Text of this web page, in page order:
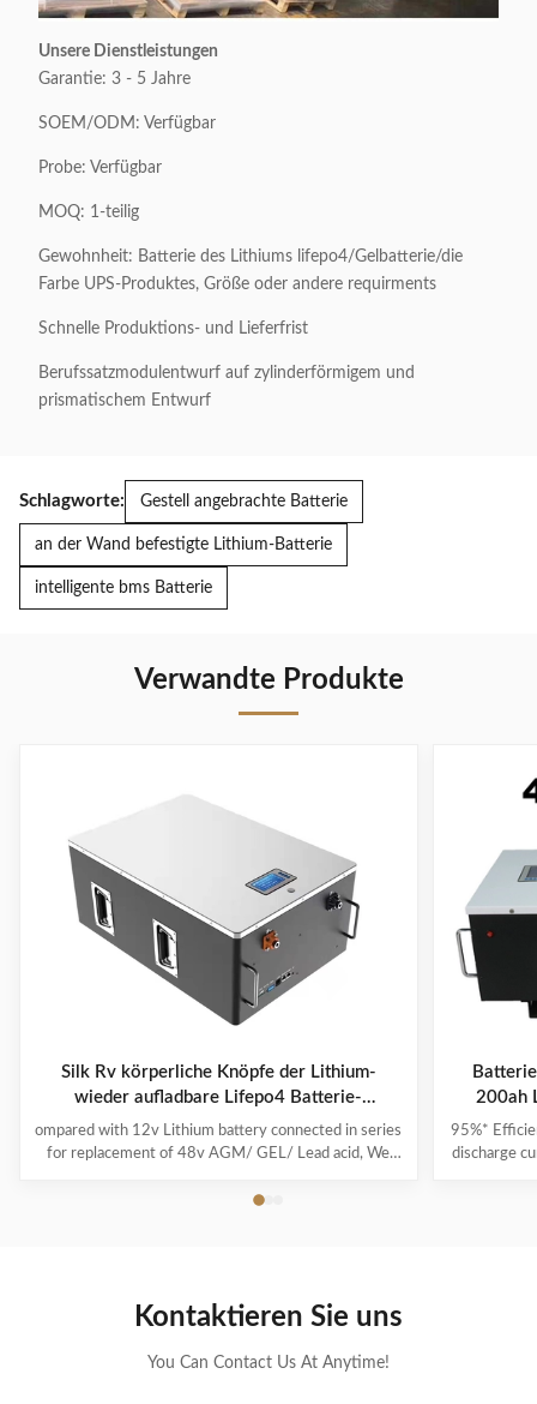
Unsere Dienstleistungen
Garantie: 3 - 5 Jahre
SOEM/ODM: Verfügbar
Probe: Verfügbar
MOQ: 1-teilig
Gewohnheit: Batterie des Lithiums lifepo4/Gelbatterie/die
Farbe UPS-Produktes, Größe oder andere requirments
Schnelle Produktions- und Lieferfrist
Berufssatzmodulentwurf auf zylinderförmigem und
prismatischem Entwurf
Schlagworte: Gestell angebrachte Batterie
an der Wand befestigte Lithium-Batterie
intelligente bms Batterie
Verwandte Produkte
Silk Rv körperliche Knöpfe der Lithium-
wieder aufladbare Lifepo4 Batterie-
5.12KWH vier
ompared with 12v Lithium battery connected in series
for replacement of 48v AGM/ GEL/ Lead acid, We
which is more powerful and stable in performance. If
have many advantages over lead-acid. Silk Lithium
200ah
95%*
discharge
Kontaktieren Sie uns
You Can Contact Us At Anytime!